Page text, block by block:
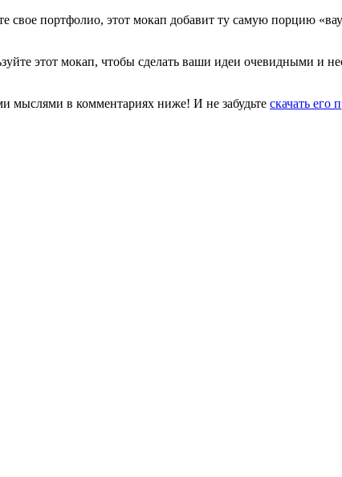
свое портфолио, этот мокап добавит ту самую порцию
этот мокап, чтобы сделать ваши идеи очевидными
мыслями в комментариях ниже! И не забудьте скачать его